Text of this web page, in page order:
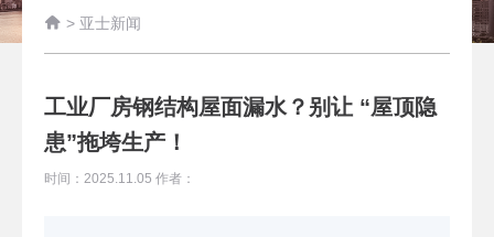
 > 亚士新闻
工业厂房钢结构屋面漏水？别让 “屋顶隐
患”拖垮生产！
时间：2025.11.05 作者：